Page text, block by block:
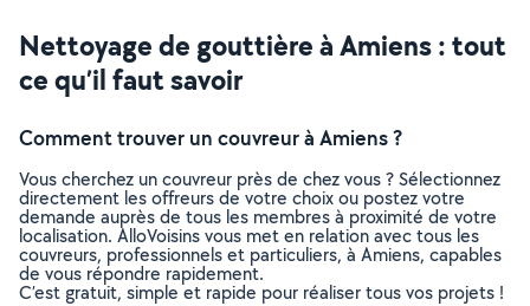
Nettoyage de gouttière à Amiens : tout
ce qu’il faut savoir
Comment trouver un couvreur à Amiens ?
Vous cherchez un couvreur près de chez vous ? Sélectionnez
directement les offreurs de votre choix ou postez votre
demande auprès de tous les membres à proximité de votre
localisation. AlloVoisins vous met en relation avec tous les
couvreurs, professionnels et particuliers, à Amiens, capables
de vous répondre rapidement.
C’est gratuit, simple et rapide pour réaliser tous vos projets !